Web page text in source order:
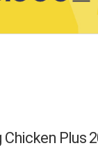
Chicken Plus